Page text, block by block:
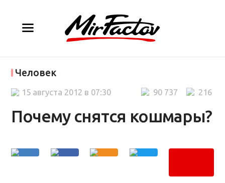
Человек
Почему снятся кошмары?
216
90 737
15 августа 2012 в 07:30